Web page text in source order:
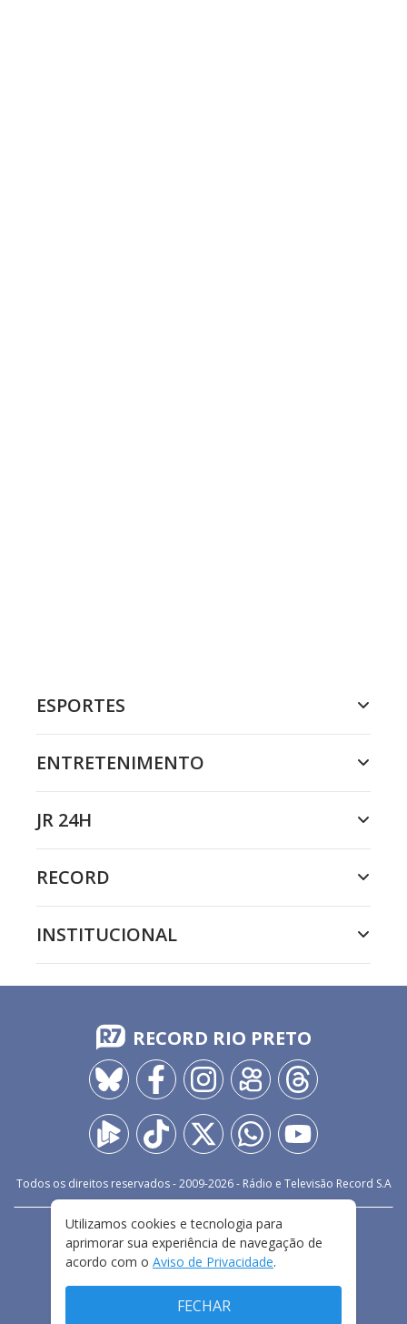
ESPORTES
ENTRETENIMENTO
JR 24H
RECORD
INSTITUCIONAL
RECORD RIO PRETO
Todos os direitos reservados - 2009-2026- Rádio e Televisão Record S.A
FALE CONOSCO
PRIVACIDADE
TERMOS E CONDIÇÕES DE USO
Utilizamos cookies e tecnologia para
aprimorar sua experiência de navegação de
acordo com o Aviso de Privacidade.
FECHAR